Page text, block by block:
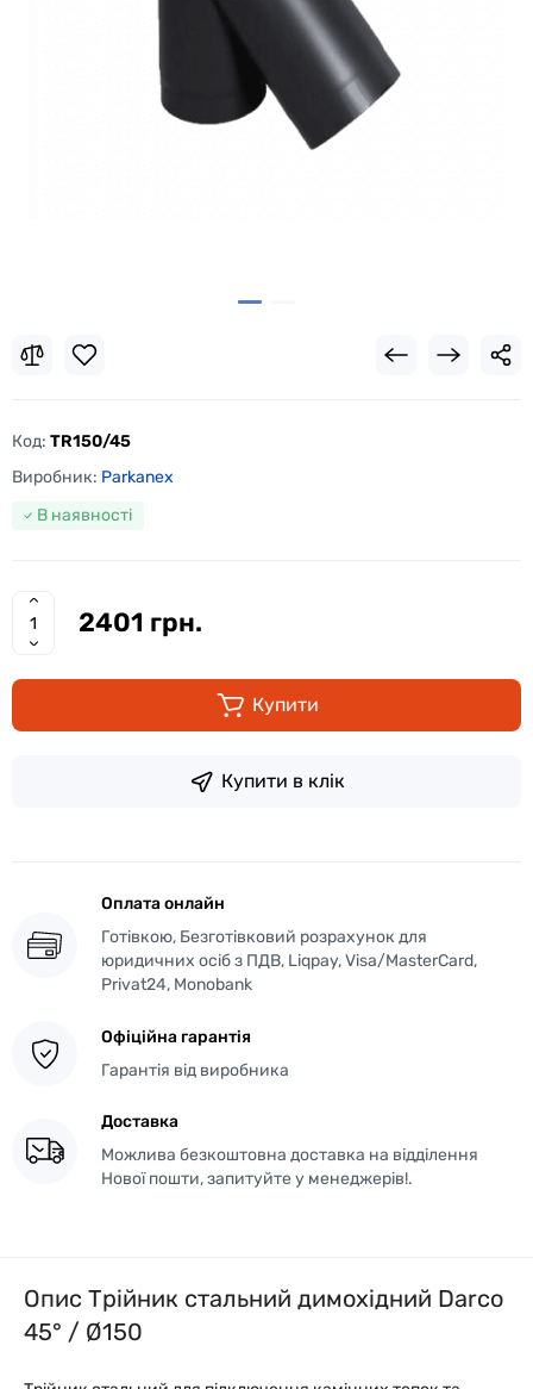
Код: TR150/45
Виробник: Parkanex
В наявності
2401 грн.
Купити
Купити в клік
Оплата онлайн
Готівкою, Безготівковий розрахунок для
юридичних осіб з ПДВ, Liqpay, Visa/MasterCard,
Privat24, Monobank
Офіційна гарантія
Гарантія від виробника
Доставка
Можлива безкоштовна доставка на відділення
Нової пошти, запитуйте у менеджерів!.
Опис Трійник стальний димохідний Darco
45° / Ø150